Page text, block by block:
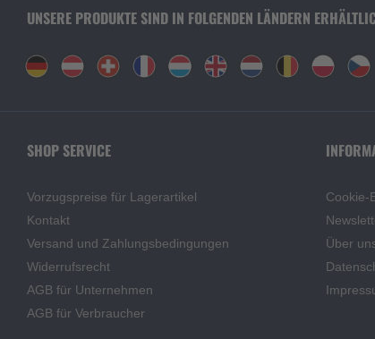
UNSERE PRODUKTE SIND IN FOLGENDEN LÄNDERN
SHOP SERVICE
Vorzugspreise für Lagerartikel
Kontakt
Versand und Zahlungsbedingungen
Widerrufsrecht
AGB für Unternehmen
AGB für Verbraucher
Cookie-
Über